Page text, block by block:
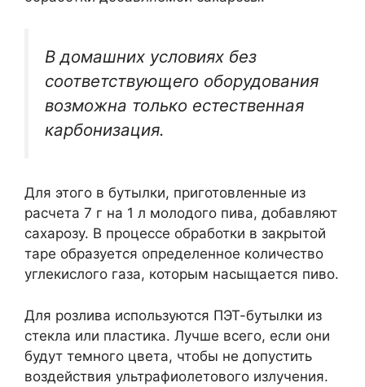
В домашних условиях без
соответствующего оборудования
возможна только естественная
карбонизация.
Для этого в бутылки, приготовленные из
расчета 7 г на 1 л молодого пива, добавляют
сахарозу. В процессе обработки в закрытой
таре образуется определенное количество
углекислого газа, которым насыщается пиво.
Для розлива используются ПЭТ-бутылки из
стекла или пластика. Лучше всего, если они
будут темного цвета, чтобы не допустить
воздействия ультрафиолетового излучения.